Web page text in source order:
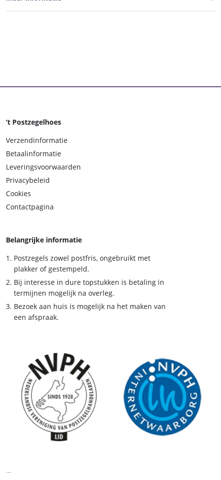
‘t Postzegelhoes
Verzendinformatie
Betaalinformatie
Leveringsvoorwaarden
Privacybeleid
Cookies
Contactpagina
Belangrijke informatie
Postzegels zowel postfris, ongebruikt met
plakker of gestempeld.
Bij interesse in dure topstukken is betaling in
termijnen mogelijk na overleg.
Bezoek aan huis is mogelijk na het maken van
een afspraak.